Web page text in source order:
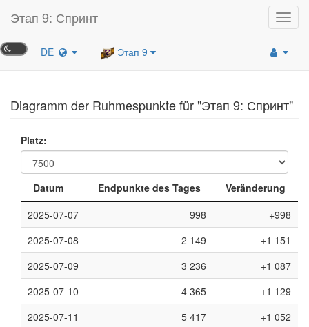
Этап 9: Спринт
DE Этап 9
Diagramm der Ruhmespunkte für "Этап 9: Спринт"
Platz:
Datum Endpunkte des Tages
Veränderung
2025-07-07
998
+998
2025-07-08
2 149
+1 151
2025-07-09
3 236
+1 087
2025-07-10
4 365
+1 129
2025-07-11
5 417
+1 052